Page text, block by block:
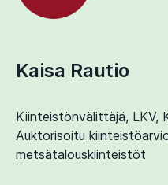
Kaisa Rautio
Kiinteistönvälittäjä, LKV,
Auktorisoitu
metsätalouskiinteistöt